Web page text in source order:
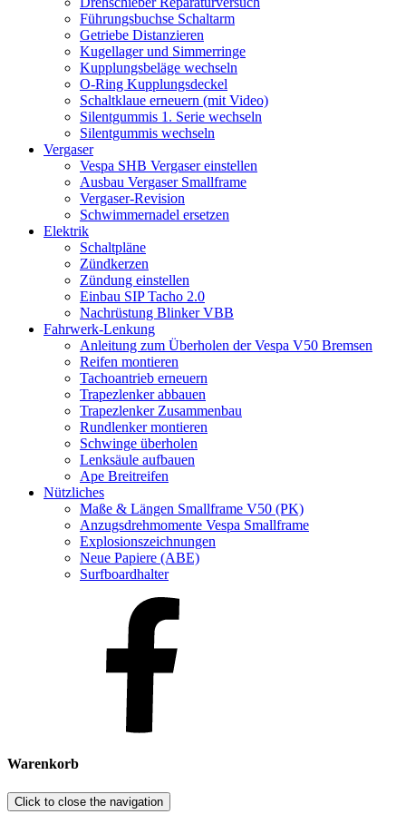
Führungsbuchse Schaltarm
Getriebe Distanzieren
Kugellager und Simmerringe
Kupplungsbeläge wechseln
O-Ring Kupplungsdeckel
Schaltklaue erneuern (mit Video)
Silentgummis 1. Serie wechseln
Silentgummis wechseln
Vergaser
Vespa SHB Vergaser einstellen
Ausbau Vergaser Smallframe
Vergaser-Revision
Schwimmernadel ersetzen
Elektrik
Schaltpläne
Zündkerzen
Zündung einstellen
Einbau SIP Tacho 2.0
Nachrüstung Blinker VBB
Fahrwerk-Lenkung
Anleitung zum Überholen der Vespa V50 Bremsen
Reifen montieren
Tachoantrieb erneuern
Trapezlenker abbauen
Trapezlenker Zusammenbau
Rundlenker montieren
Schwinge überholen
Lenksäule aufbauen
Ape Breitreifen
Nützliches
Maße & Längen Smallframe V50 (PK)
Anzugsdrehmomente Vespa Smallframe
Explosionszeichnungen
Neue Papiere (ABE)
Surfboardhalter
Warenkorb
Click to close the navigation